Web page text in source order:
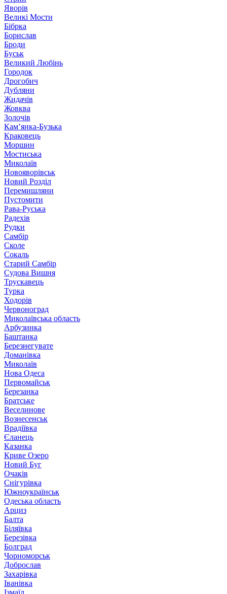
Яворів
Великі Мости
Бібрка
Борислав
Броди
Буськ
Великий Любінь
Городок
Дрогобич
Дубляни
Жидачів
Жовква
Золочів
Кам’янка-Бузька
Краковець
Моршин
Мостиська
Миколаїв
Новояворівськ
Новий Розділ
Перемишляни
Пустомити
Рава-Руська
Радехів
Рудки
Самбір
Сколе
Сокаль
Старий Самбір
Судова Вишня
Трускавець
Турка
Ходорів
Червоноград
Миколаївська область
Арбузинка
Баштанка
Березнегувате
Доманівка
Миколаїв
Нова Одеса
Первомайськ
Березанка
Братське
Веселинове
Вознесенськ
Врадіївка
Єланець
Казанка
Криве Озеро
Новий Буг
Очаків
Снігурівка
Южноукраїнськ
Одеська область
Арциз
Балта
Біляївка
Березівка
Болград
Чорноморськ
Доброслав
Захарівка
Іванівка
Ізмаїл